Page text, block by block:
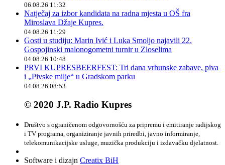
06.08.26 11:32
Natječaj za izbor kandidata na radna mjesta u OŠ fra
Miroslava Džaje Kupres.
04.08.26 11:29
Gosti u studiju: Marin Ivić i Luka Smoljo najavili 22.
Gospojinski malonogometni turnir u Zloselima
04.08.26 10:48
PRVI KUPRESBEERFEST: Tri dana vrhunske zabave, piva
i „Pivske milje“ u Gradskom parku
04.08.26 08:53
© 2020 J.P. Radio Kupres
Društvo s ograničenom odgovornošću za pripremu i emitiranje radijskog
i TV programa, organiziranje javnih priredbi, javno informiranje,
telekomunikacijske usluge, muzička produkciju i izdavačku djelatnost.
Software i dizajn Creatix BiH